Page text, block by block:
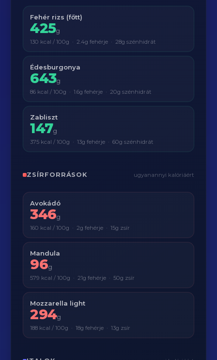
Fehér rizs (főtt)
425g
130 kcal / 100g · 2.4g fehérje · 28g szénhidrát
Édesburgonya
643g
86 kcal / 100g · 1.6g fehérje · 20g szénhidrát
Zabliszt
147g
375 kcal / 100g · 13g fehérje · 60g szénhidrát
ZSÍRFORRÁSOK ugyanannyi kalóriáért
Avokádó
346g
160 kcal / 100g · 2g fehérje · 15g zsír
Mandula
96g
579 kcal / 100g · 21g fehérje · 50g zsír
Mozzarella light
294g
188 kcal / 100g · 18g fehérje · 13g zsír